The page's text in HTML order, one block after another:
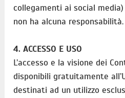
collegamenti ai social
non ha alcuna responsabilità.
4. ACCESSO E USO
L’accesso e la visione dei
disponibili gratuitamente
destinati ad un utilizzo